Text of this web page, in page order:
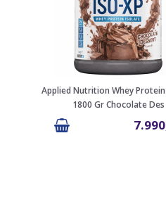
Applied Nutrition Whey
1800 Gr Chocolate Des